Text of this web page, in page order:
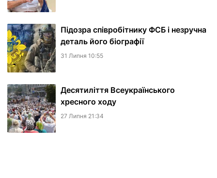
Підозра співробітнику ФСБ і незручна
деталь його біографії
31 Липня 10:55
Десятиліття Всеукраїнського
хресного ходу
27 Липня 21:34